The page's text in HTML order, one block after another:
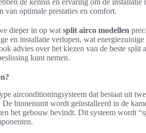
de kennis en ervaring om de
van optimale prestaties en comfort.
dieper in op wat split airco modellen
en installatie verlopen, wat
advies over het kiezen van de beste split
kunt nemen.
airconditioningsysteem dat bestaat uit
binnenunit wordt geïnstalleerd in de
het gebouw bevindt. Dit systeem wordt